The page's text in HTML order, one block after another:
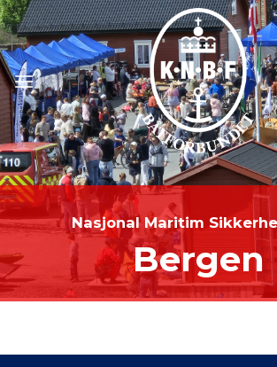
Skip
to
content
Nasjonal Maritim
Bergen